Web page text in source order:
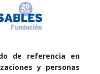
de referencia en
y personas